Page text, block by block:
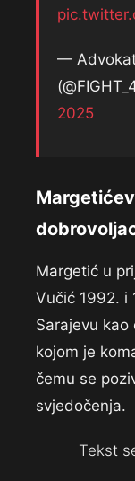
— Advokat
2025
Margetić u
Vučić 1992. i
Sarajevu
kojom je
čemu se
svjedočenja.
Tekst